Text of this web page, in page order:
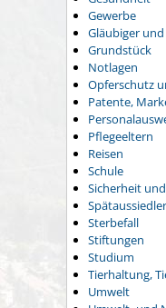
Gewerbe
Gläubiger
Grundstück
Notlagen
Opferschutz
Patente,
Pflegeeltern
Reisen
Schule
Sicherheit
Spätaussiedler
Sterbefall
Stiftungen
Studium
Tierhaltung,
Umwelt